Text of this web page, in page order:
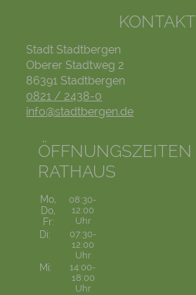
KONTAKT
Stadt Stadtbergen
Oberer Stadtweg 2
86391 Stadtbergen
0821 / 2438-0
info@stadtbergen.de
ÖFFNUNGSZEITEN
RATHAUS
Mo,
Do,
Fr:
08:30-
12:00
Uhr
Di:
07:30-
12:00
Uhr
Mi:
14:00-
18:00
Uhr